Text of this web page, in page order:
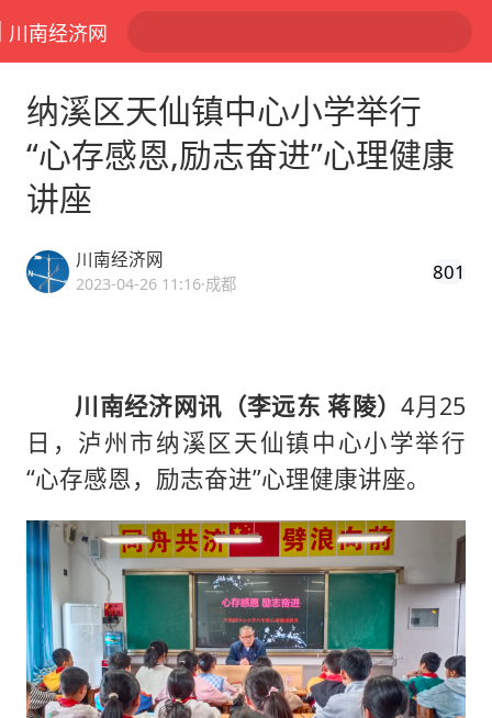
川南经济网
纳溪区天仙镇中心小学举行
“心存感恩,励志奋进”心理健康
讲座
川南经济网
2023-04-26 11:16·成都 801
川南经济网讯（李远东 蒋陵）4月25
日，泸州市纳溪区天仙镇中心小学举行
“心存感恩，励志奋进”心理健康讲座。